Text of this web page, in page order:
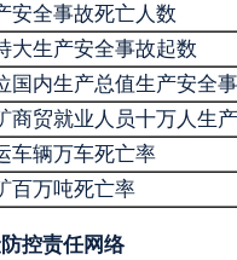
安全事故死亡人数
大生产安全事故起数
国内生产总值生产安全
商贸就业人员十万人生
车辆万车死亡率
百万吨死亡率
控责任网络